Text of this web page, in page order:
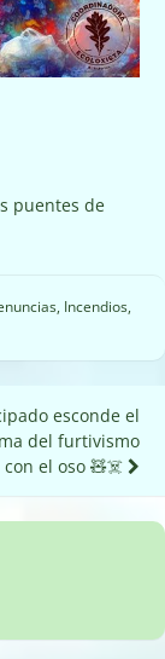
puentes de
, Incendios,
esconde el
del furtivismo
con el oso 🧸☠️